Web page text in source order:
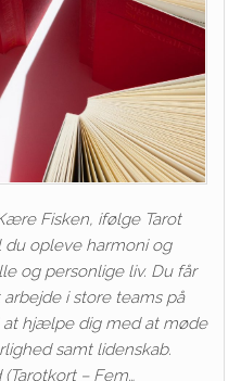
Fisken, ifølge Tarot
opleve harmoni og
og personlige liv. Du får
i store teams på
at hjælpe dig med at møde
samt lidenskab.
– Fem…